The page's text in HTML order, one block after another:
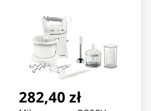
282,40 zł